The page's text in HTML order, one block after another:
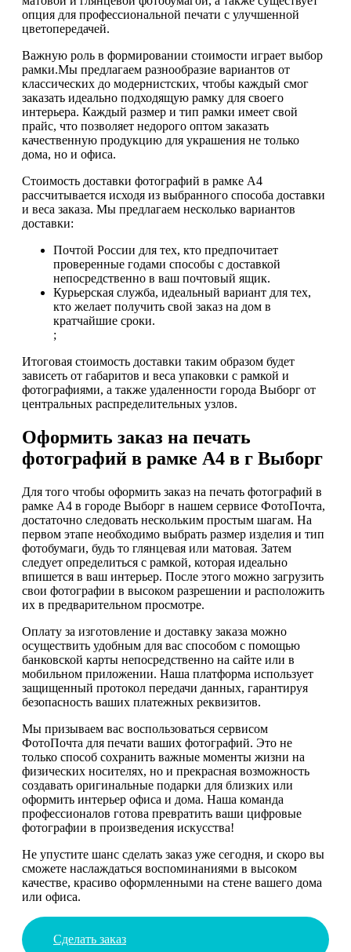
опция для профессиональной печати с улучшенной
цветопередачей.
Важную роль в формировании стоимости играет выбор
рамки.Мы предлагаем разнообразие вариантов от
классических до модернистских, чтобы каждый смог
заказать идеально подходящую рамку для своего
интерьера. Каждый размер и тип рамки имеет свой
прайс, что позволяет недорого оптом заказать
качественную продукцию для украшения не только
дома, но и офиса.
Стоимость доставки фотографий в рамке А4
рассчитывается исходя из выбранного способа доставки
и веса заказа. Мы предлагаем несколько вариантов
доставки:
Почтой России для тех, кто предпочитает
проверенные годами способы с доставкой
непосредственно в ваш почтовый ящик.
Курьерская служба, идеальный вариант для тех,
кто желает получить свой заказ на дом в
кратчайшие сроки.
;
Итоговая стоимость доставки таким образом будет
зависеть от габаритов и веса упаковки с рамкой и
фотографиями, а также удаленности города Выборг от
центральных распределительных узлов.
Оформить заказ на печать
фотографий в рамке А4 в г Выборг
Для того чтобы оформить заказ на печать фотографий в
рамке А4 в городе Выборг в нашем сервисе ФотоПочта,
достаточно следовать нескольким простым шагам. На
первом этапе необходимо выбрать размер изделия и тип
фотобумаги, будь то глянцевая или матовая. Затем
следует определиться с рамкой, которая идеально
впишется в ваш интерьер. После этого можно загрузить
свои фотографии в высоком разрешении и расположить
их в предварительном просмотре.
Оплату за изготовление и доставку заказа можно
осуществить удобным для вас способом с помощью
банковской карты непосредственно на сайте или в
мобильном приложении. Наша платформа использует
защищенный протокол передачи данных, гарантируя
безопасность ваших платежных реквизитов.
Мы призываем вас воспользоваться сервисом
ФотоПочта для печати ваших фотографий. Это не
только способ сохранить важные моменты жизни на
физических носителях, но и прекрасная возможность
создавать оригинальные подарки для близких или
оформить интерьер офиса и дома. Наша команда
профессионалов готова превратить ваши цифровые
фотографии в произведения искусства!
Не упустите шанс сделать заказ уже сегодня, и скоро вы
сможете наслаждаться воспоминаниями в высоком
качестве, красиво оформленными на стене вашего дома
или офиса.
Сделать заказ